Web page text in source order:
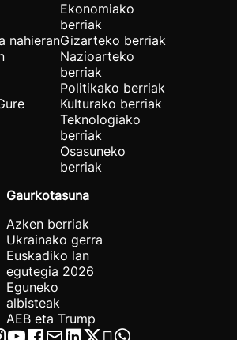
nahieran
Ekonomiako
berriak
Gizarteko berriak
Nazioarteko
berriak
Politikako berriak
Kulturako berriak
Teknologiako
berriak
Osasuneko
berriak
Gaurkotasuna
Azken berriak
Ukrainako gerra
Euskadiko lan
egutegia 2026
Eguneko
albisteak
AEB eta Trump